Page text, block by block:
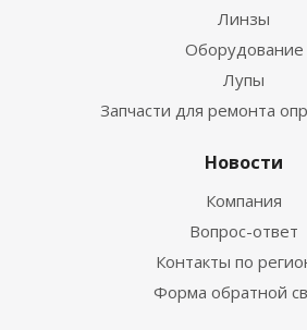
Линзы
Оборудование
Лупы
Запчасти для ремонта
Новости
Компания
Вопрос-ответ
Контакты по
Форма обратной